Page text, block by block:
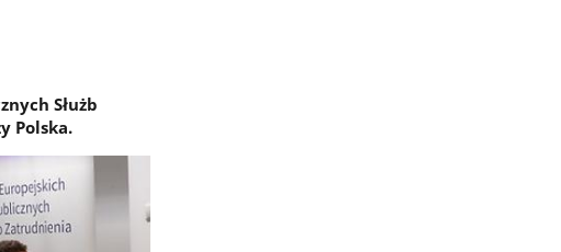
Służb
Polska.